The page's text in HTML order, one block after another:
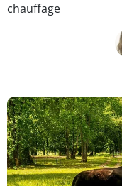
chauffage